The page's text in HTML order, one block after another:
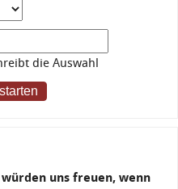
die Auswahl
uns freuen, wenn